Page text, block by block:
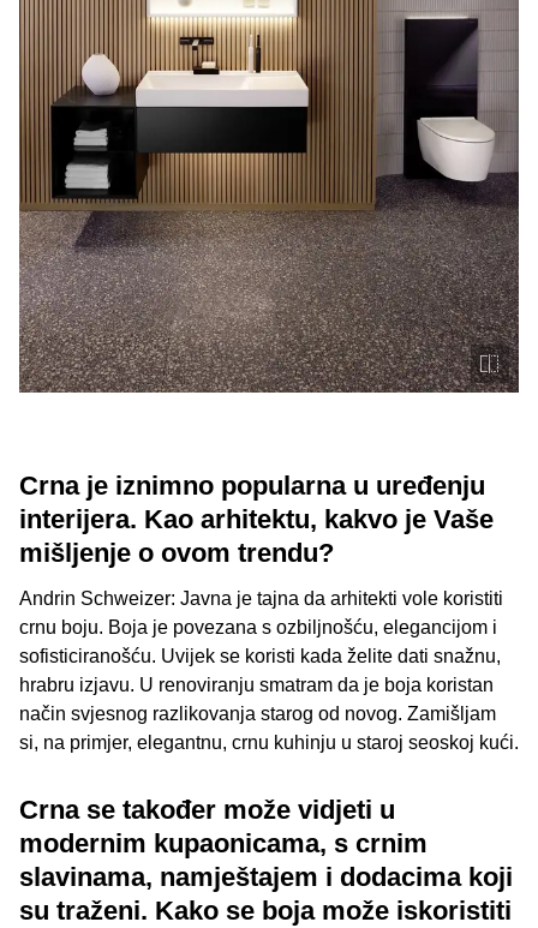
Crna je iznimno popularna u uređenju
interijera. Kao arhitektu, kakvo je Vaše
mišljenje o ovom trendu?
Andrin Schweizer: Javna je tajna da arhitekti vole koristiti
crnu boju. Boja je povezana s ozbiljnošću, elegancijom i
sofisticiranošću. Uvijek se koristi kada želite dati snažnu,
hrabru izjavu. U renoviranju smatram da je boja koristan
način svjesnog razlikovanja starog od novog. Zamišljam
si, na primjer, elegantnu, crnu kuhinju u staroj seoskoj kući.
Crna se također može vidjeti u
modernim kupaonicama, s crnim
slavinama, namještajem i dodacima koji
su traženi. Kako se boja može iskoristiti